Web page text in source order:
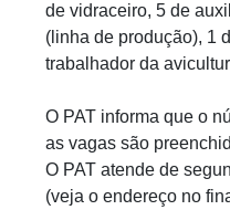
de vidraceiro, 5 de
(linha de produção), 1
trabalhador da
O PAT informa que o
as vagas são
O PAT atende de
(veja o endereço no